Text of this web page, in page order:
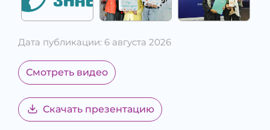
Дата публикации: 6 августа 2026
Смотреть видео
Скачать презентацию